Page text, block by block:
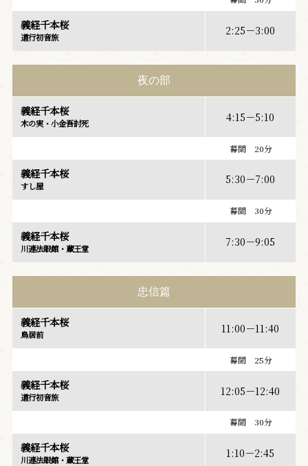
義経千本桜
道行初音旅 2:25－3:00
夜の部
義経千本桜
木の実・小金吾討死 4:15－5:10
幕間 20分
義経千本桜
すし屋 5:30－7:00
幕間 30分
義経千本桜
川連法眼館・蔵王堂 7:30－9:05
忠信篇
義経千本桜
鳥居前 11:00－11:40
幕間 25分
義経千本桜
道行初音旅 12:05－12:40
幕間 30分
義経千本桜
川連法眼館・蔵王堂 1:10－2:45